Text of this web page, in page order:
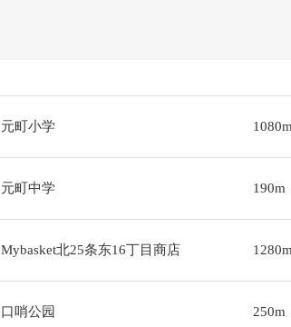
元町小学
元町中学 190m
Mybasket北25条东16丁目商店
口哨公园 250m